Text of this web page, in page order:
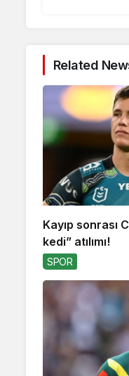
Related
Kayıp sonrası
kedi” atılımı!
SPOR